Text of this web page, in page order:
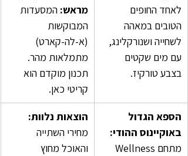
לאחד החופים
הטובים במאהה
לשחייה ושנורקלינג,
עם מים שקטים
בצבע טורקיז.
מראש: המסעדות
המבוקשות
(א-לה-קארט)
מתמלאות מהר.
תכנון מוקדם הוא
קריטי כאן.
הספא הגדול
באוקיינוס ההודי:
הוצאות נלוות:
מחירי השתייה
והאוכל מחוץ